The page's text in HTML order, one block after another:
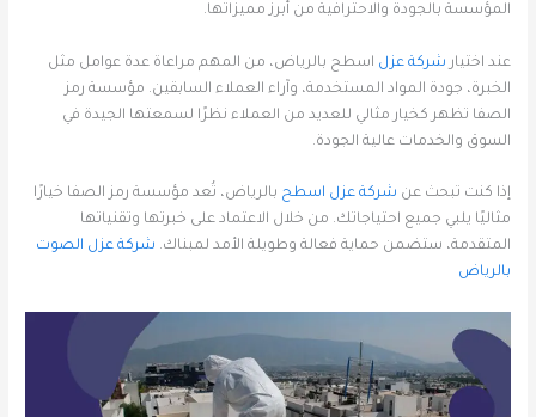
المؤسسة بالجودة والاحترافية من أبرز مميزاتها.
عند اختيار شركة عزل اسطح بالرياض، من المهم مراعاة عدة عوامل مثل
الخبرة، جودة المواد المستخدمة، وآراء العملاء السابقين. مؤسسة رمز
الصفا تظهر كخيار مثالي للعديد من العملاء نظرًا لسمعتها الجيدة في
السوق والخدمات عالية الجودة.
إذا كنت تبحث عن شركة عزل اسطح بالرياض، تُعد مؤسسة رمز الصفا خيارًا
مثاليًا يلبي جميع احتياجاتك. من خلال الاعتماد على خبرتها وتقنياتها
المتقدمة، ستضمن حماية فعالة وطويلة الأمد لمبناك. شركة عزل الصوت
بالرياض